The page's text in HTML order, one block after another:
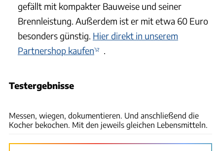
gefällt mit kompakter Bauweise und seiner
Brennleistung. Außerdem ist er mit etwa 60 Euro
besonders günstig. Hier direkt in unserem
Partnershop kaufen
.
Testergebnisse
Messen, wiegen, dokumentieren. Und anschließend die
Kocher bekochen. Mit den jeweils gleichen Lebensmitteln.